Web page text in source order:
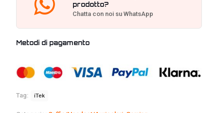
prodotto?
Chatta con noi su WhatsApp
Metodi di pagamento
Tag: iTek